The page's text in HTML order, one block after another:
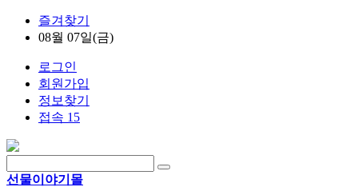
즐겨찾기
08월 07일(금)
로그인
회원가입
정보찾기
접속 15
선물이야기몰